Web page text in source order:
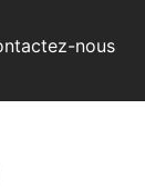
nous